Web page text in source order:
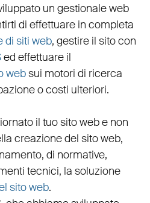
un gestionale web
di effettuare in completa
di siti web, gestire il sito con
ed effettuare il
websui motori di ricerca
o costi ulteriori.
il tuo sito web e non
creazione del sito web,
di normative,
tecnici, la soluzione
sito web.